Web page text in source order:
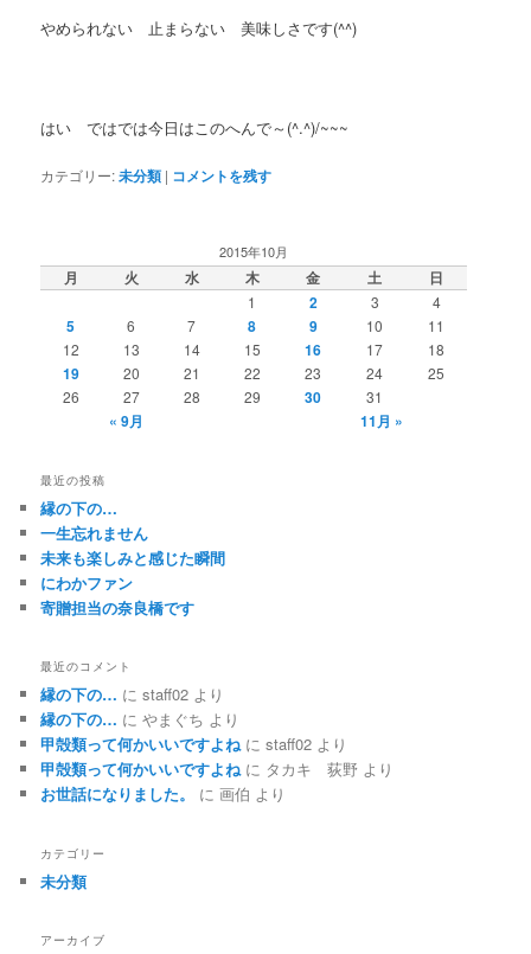
やめられない 止まらない 美味しさです(^^)
はい ではでは今日はこのへんで～(^.^)/~~~
カテゴリー:未分類 | コメントを残す
2015年10月
月 火 水 木 金 土 日
1 2 3 4
5 6 7 8 9 10
11
12
13 14 15 16 17 18
19 20 21 22 23 24
25
26
27 28 29 30 31
« 9月 11月 »
最近の投稿
縁の下の…
一生忘れません
未来も楽しみと感じた瞬間
にわかファン
寄贈担当の奈良橋です
最近のコメント
縁の下の… にstaff02 より
縁の下の… にやまぐち より
甲殻類って何かいいですよねにstaff02 より
甲殻類って何かいいですよねに タカキ 荻野 より
お世話になりました。
に画伯 より
カテゴリー
未分類
アーカイブ